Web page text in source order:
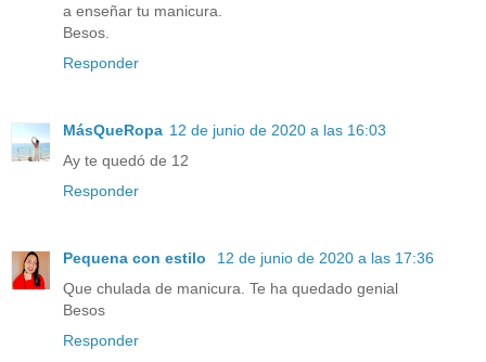
a enseñar tu manicura.
Besos.
Responder
MásQueRopa 12 de junio de 2020 a las 16:03
Ay te quedó de 12
Responder
Pequena con estilo
12 de junio de 2020 a las 17:36
Que chulada de manicura. Te ha quedado genial
Besos
Responder